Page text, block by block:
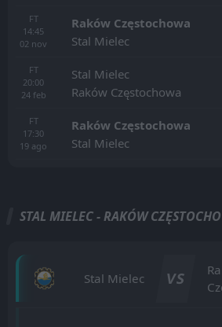
FT
14:45
02 nov
Raków Częstochowa
Stal Mielec
FT
20:00
24 feb
Stal Mielec
Raków Częstochowa
FT
17:30
19 ago
Raków Częstochowa
Stal Mielec
STAL MIELEC - RAKÓW
Stal Mielec VS